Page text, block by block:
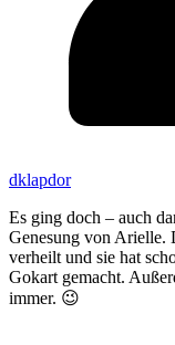
dklapdor
Es ging doch – auch
Genesung von Arielle.
verheilt und sie hat
Gokart gemacht.
immer. 😉